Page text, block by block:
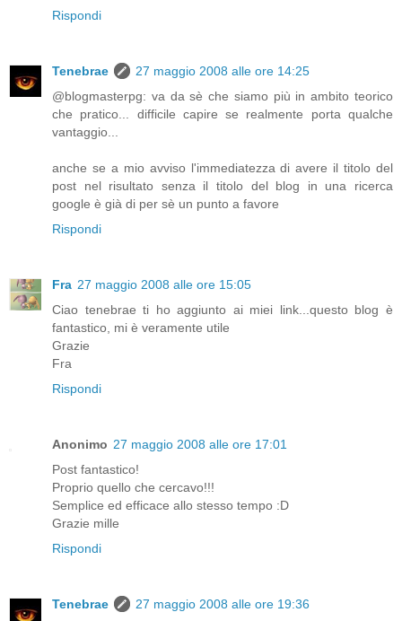
Rispondi
Tenebrae
27 maggio 2008 alle ore 14:25
@blogmasterpg: va da sè che siamo più in ambito teorico
che pratico... difficile capire se realmente porta qualche
vantaggio...
anche se a mio avviso l'immediatezza di avere il titolo del
post nel risultato senza il titolo del blog in una ricerca
google è già di per sè un punto a favore
Rispondi
Fra 27 maggio 2008 alle ore 15:05
Ciao tenebrae ti ho aggiunto ai miei link...questo blog è
fantastico, mi è veramente utile
Grazie
Fra
Rispondi
Anonimo 27 maggio 2008 alle ore 17:01
Post fantastico!
Proprio quello che cercavo!!!
Semplice ed efficace allo stesso tempo :D
Grazie mille
Rispondi
Tenebrae 27 maggio 2008 alle ore 19:36